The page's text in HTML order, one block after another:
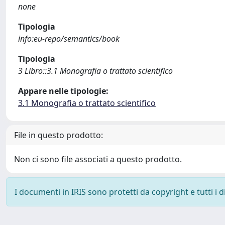
none
Tipologia
info:eu-repo/semantics/book
Tipologia
3 Libro::3.1 Monografia o trattato scientifico
Appare nelle tipologie:
3.1 Monografia o trattato scientifico
File in questo prodotto:
Non ci sono file associati a questo prodotto.
I documenti in IRIS sono protetti da copyright e tutti i